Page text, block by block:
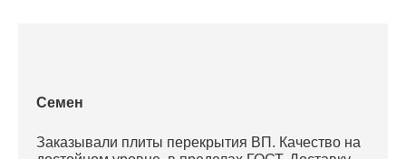
Заказывали плиты перекрытия ВП. Качество на
Семен